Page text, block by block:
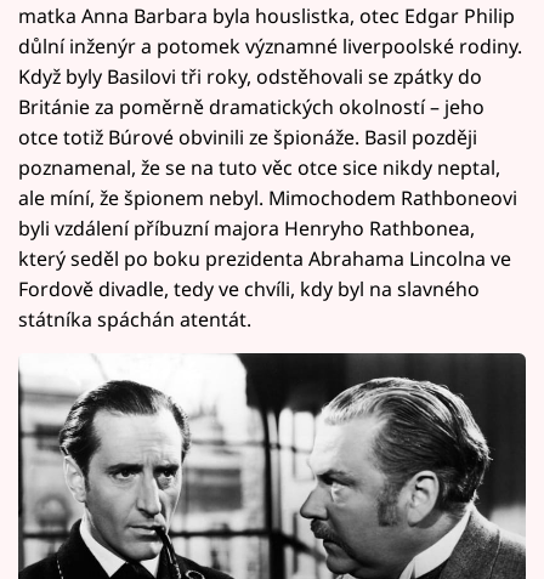
matka Anna Barbara byla houslistka, otec Edgar Philip
důlní inženýr a potomek významné liverpoolské rodiny.
Když byly Basilovi tři roky, odstěhovali se zpátky do
Británie za poměrně dramatických okolností – jeho
otce totiž Búrové obvinili ze špionáže. Basil později
poznamenal, že se na tuto věc otce sice nikdy neptal,
ale míní, že špionem nebyl. Mimochodem Rathboneovi
byli vzdálení příbuzní majora Henryho Rathbonea,
který seděl po boku prezidenta Abrahama Lincolna ve
Fordově divadle, tedy ve chvíli, kdy byl na slavného
státníka spáchán atentát.